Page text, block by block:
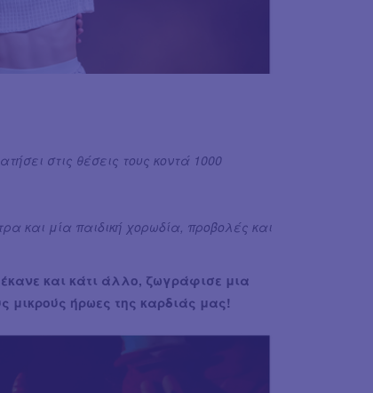
στις θέσεις τους κοντά 1000
και μία παιδική χορωδία, προβολές και
και κάτι άλλο, ζωγράφισε μια
ήρωες της καρδιάς μας!